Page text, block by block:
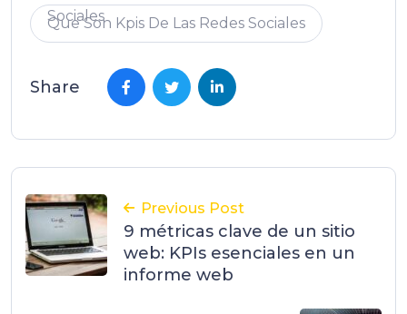
Sociales
Que Son Kpis De Las Redes Sociales
Share
Previous Post
9 métricas clave de un sitio
web: KPIs esenciales en un
informe web